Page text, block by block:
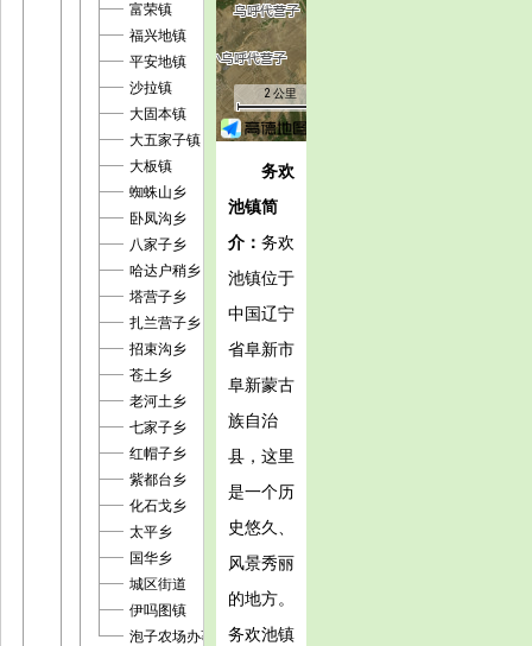
富荣镇
福兴地镇
平安地镇
沙拉镇
大固本镇
大五家子镇
大板镇
蜘蛛山乡
卧凤沟乡
八家子乡
哈达户稍乡
塔营子乡
扎兰营子乡
招束沟乡
苍土乡
老河土乡
七家子乡
红帽子乡
紫都台乡
化石戈乡
太平乡
国华乡
城区街道
伊吗图镇
泡子农场办事处
2 公里
务欢
池镇简
介： 务欢
池镇位于
中国辽宁
省阜新市
阜新蒙古
族自治
县，这里
是一个历
史悠久、
风景秀丽
的地方。
务欢池镇